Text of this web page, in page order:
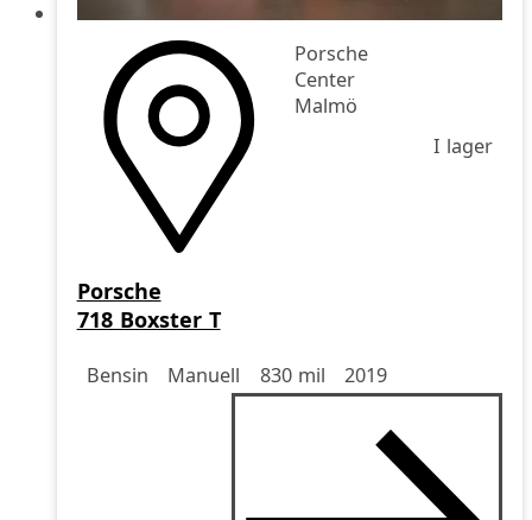
Porsche
Center
Malmö
I lager
Porsche
718 Boxster T
Drivmedel
Bensin
DrivmedelManuell
Miltal 830 mil
årsmodell 2019